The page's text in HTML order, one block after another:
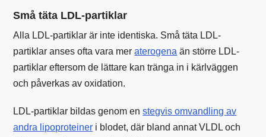
Små täta LDL-partiklar
Alla LDL-partiklar är inte identiska. Små täta LDL-
partiklar anses ofta vara meraterogena än större LDL-
partiklar eftersom de lättare kan tränga in i kärlväggen
och påverkas av oxidation.
LDL-partiklar bildas genom enstegvis omvandling av
andra lipoproteiner i blodet, där bland annat VLDL och